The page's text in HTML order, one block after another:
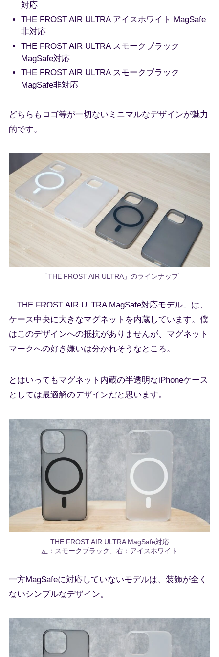
対応
THE FROST AIR ULTRA アイスホワイト MagSafe
非対応
THE FROST AIR ULTRA スモークブラック
MagSafe対応
THE FROST AIR ULTRA スモークブラック
MagSafe非対応
どちらもロゴ等が一切ないミニマルなデザインが魅力
的です。
「THE FROST AIR ULTRA」のラインナップ
「THE FROST AIR ULTRA MagSafe対応モデル」は、
ケース中央に大きなマグネットを内蔵しています。僕
はこのデザインへの抵抗がありませんが、マグネット
マークへの好き嫌いは分かれそうなところ。
とはいってもマグネット内蔵の半透明なiPhoneケース
としては最適解のデザインだと思います。
THE FROST AIR ULTRA MagSafe対応
左：スモークブラック、右：アイスホワイト
一方MagSafeに対応していないモデルは、装飾が全く
ないシンプルなデザイン。